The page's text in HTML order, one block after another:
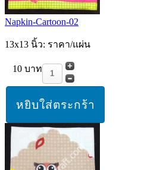
Napkin-Cartoon-02
13x13 นิ้ว: ราคา/แผ่น
10 บาท